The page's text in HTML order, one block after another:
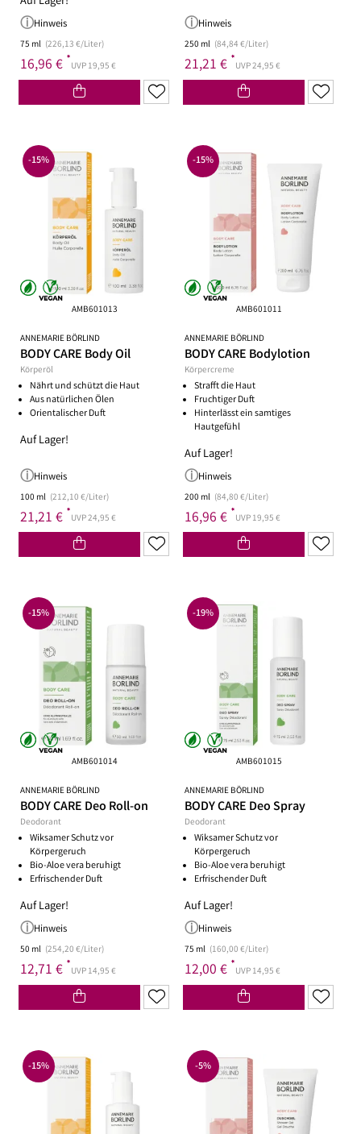
Hinweis
75 ml (226,13 €/Liter)
16,96 € *UVP 19,95 €
Hinweis
250 ml (84,84 €/Liter)
21,21 € *UVP 24,95 €
AMB601013
ANNEMARIE BÖRLIND
BODY CARE Body Oil
Körperöl
Nährt und schützt die Haut
Aus natürlichen Ölen
Orientalischer Duft
Auf Lager!
Hinweis
100 ml (212,10 €/Liter)
21,21 € *UVP 24,95 €
-15%
AMB601011
ANNEMARIE BÖRLIND
BODY CARE Bodylotion
Körpercreme
Strafft die Haut
Fruchtiger Duft
Hinterlässt ein samtiges
Hautgefühl
Auf Lager!
Hinweis
200 ml (84,80 €/Liter)
16,96 € *UVP 19,95 €
-15%
AMB601014
ANNEMARIE BÖRLIND
BODY CARE Deo Roll-on
Deodorant
Wiksamer Schutz vor
Körpergeruch
Bio-Aloe vera beruhigt
Erfrischender Duft
Auf Lager!
Hinweis
50 ml (254,20 €/Liter)
12,71 € *UVP 14,95 €
-15%
AMB601015
ANNEMARIE BÖRLIND
BODY CARE Deo Spray
Deodorant
Wiksamer Schutz vor
Körpergeruch
Bio-Aloe vera beruhigt
Erfrischender Duft
Auf Lager!
Hinweis
75 ml (160,00 €/Liter)
12,00 € *UVP 14,95 €
-19%
-15% -5%